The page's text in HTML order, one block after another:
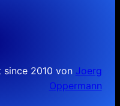
2010 von Joerg
Oppermann